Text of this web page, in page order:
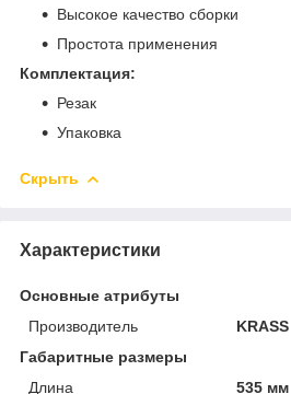
Высокое качество сборки
Простота применения
Комплектация:
Резак
Упаковка
Скрыть
Характеристики
Основные атрибуты
Производитель
KRASS
Габаритные размеры
Длина
535 мм